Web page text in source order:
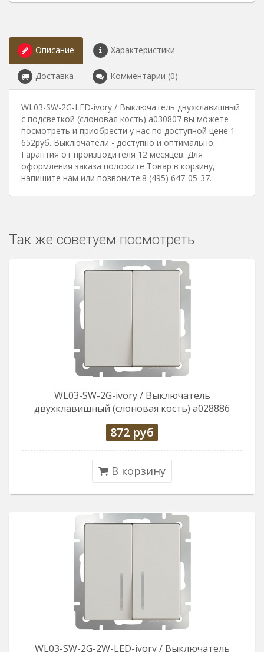
Описание Характеристики
Доставка Комментарии (0)
WL03-SW-2G-LED-ivory / Выключатель двухклавишный
с подсветкой (слоновая кость) a030807 вы можете
посмотреть и приобрести у нас по доступной цене 1
652руб. Выключатели - доступно и оптимально.
Гарантия от производителя 12 месяцев. Для
оформления заказа положите Товар в корзину,
напишите нам или позвоните:8 (495) 647-05-37.
Так же советуем посмотреть
WL03-SW-2G-ivory / Выключатель
двухклавишный (слоновая кость) a028886
872 руб
В корзину
WL03-SW-2G-2W-LED-ivory / Выключатель